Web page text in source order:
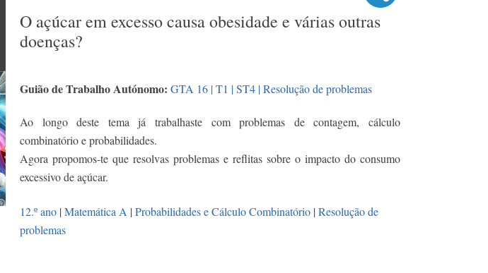
O açúcar em excesso causa obesidade e várias outras
doenças?
Guião de Trabalho Autónomo: GTA 16 | T1 | ST4 | Resolução de problemas
Ao longo deste tema já trabalhaste com problemas de contagem, cálculo
combinatório e probabilidades.
Agora propomos-te que resolvas problemas e reflitas sobre o impacto do consumo
excessivo de açúcar.
12.º ano |Matemática A |Probabilidades e Cálculo Combinatório |Resolução de
problemas